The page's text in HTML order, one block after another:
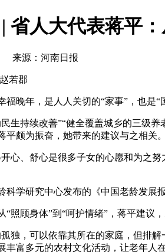
省人大代表蒋平
来源：河南日报
若郡
年，是人人关切的“家事”，也是“
持续改善”“健全覆盖城乡的三级养
平颇为振奋，她带来的建议与之相关。
、舒心是很多子女的心愿和为之努
学研究中心发布的《中国老龄发展
顾身体”到“呵护情绪”，蒋平建议，
，可以依靠其所在的家庭，但排解
丰富多元的农村文化活动，让老年人